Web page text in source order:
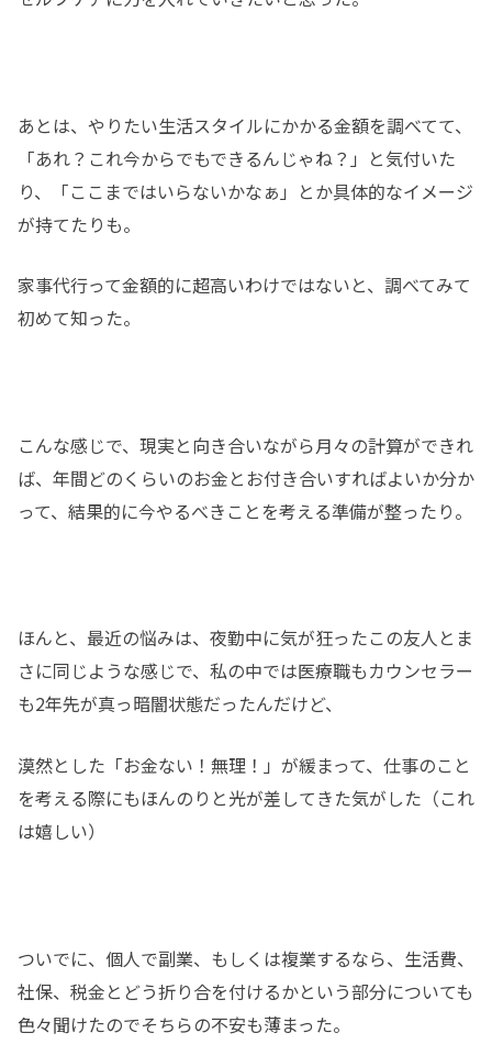
あとは、やりたい生活スタイルにかかる金額を調べてて、
「あれ？これ今からでもできるんじゃね？」と気付いた
り、「ここまではいらないかなぁ」とか具体的なイメージ
が持てたりも。
家事代行って金額的に超高いわけではないと、調べてみて
初めて知った。
こんな感じで、現実と向き合いながら月々の計算ができれ
ば、年間どのくらいのお金とお付き合いすればよいか分か
って、結果的に今やるべきことを考える準備が整ったり。
ほんと、最近の悩みは、夜勤中に気が狂ったこの友人とま
さに同じような感じで、私の中では医療職もカウンセラー
も2年先が真っ暗闇状態だったんだけど、
漠然とした「お金ない！無理！」が緩まって、仕事のこと
を考える際にもほんのりと光が差してきた気がした（これ
は嬉しい）
ついでに、個人で副業、もしくは複業するなら、生活費、
社保、税金とどう折り合を付けるかという部分についても
色々聞けたのでそちらの不安も薄まった。